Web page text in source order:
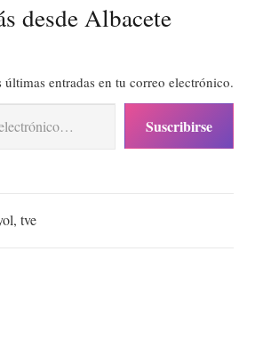
desde Albacete
últimas entradas en tu correo electrónico.
Suscribirse
,tve